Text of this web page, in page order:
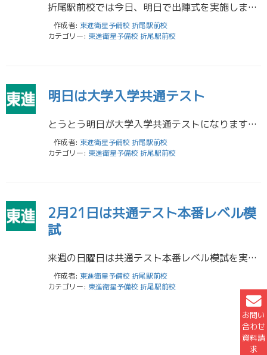
お問い
合わせ
資料請
求
折尾駅前校では今日、明日で出陣式を実施します！ 高校3年生は大学入試本番まで残り約１か月！！ 出陣式では大学入試までの学習内容、心構えをお伝えします！！ 高校２年生、１年生も入試まで残り約１年、２年！！ あっという間に本 […]
作成者: 東進衛星予備校 折尾駅前校
カテゴリー: 東進衛星予備校 折尾駅前校
明日は大学入学共通テスト
とうとう明日が大学入学共通テストになります。 高校3年生のみなさんは今まで学習してきたことを出し切って後悔のない2日間を過ごしてください。 そして高校1年生、2年生のみなさんは共通テスト同日体験受験が実施されます。 世界 […]
作成者: 東進衛星予備校 折尾駅前校
カテゴリー: 東進衛星予備校 折尾駅前校
2月21日は共通テスト本番レベル模
試
来週の日曜日は共通テスト本番レベル模試を実施します。 1月に実施された大学入学共通テストからもう1か月が経とうとしています。 2年後、1年後の本番を意識する大事な模試になりますので、高校1年生、2年生は必ず受験しましょう […]
作成者: 東進衛星予備校 折尾駅前校
カテゴリー: 東進衛星予備校 折尾駅前校